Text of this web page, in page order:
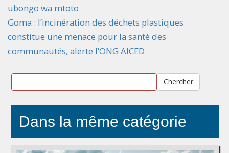
ubongo wa mtoto
Goma : l’incinération des déchets plastiques
constitue une menace pour la santé des
communautés, alerte l’ONG AICED
Chercher
Dans la même catégorie